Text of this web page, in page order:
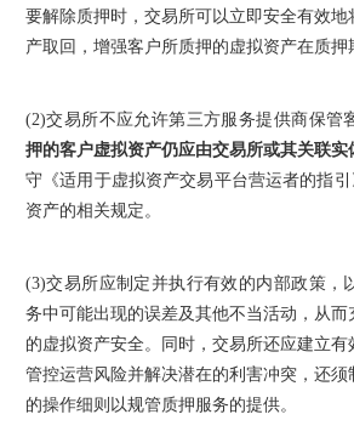
要解除质押时，交易所可以立即安全有效地
产取回，增强客户所质押的虚拟资产在质押
(2)交易所不应允许第三方服务提供商保管
押的客户虚拟资产仍应由交易所或其关联实
守《适用于虚拟资产交易平台营运者的指
资产的相关规定。
(3)交易所应制定并执行有效的内部政策，
务中可能出现的误差及其他不当活动，从而
的虚拟资产安全。同时，交易所还应建立
管控运营风险并解决潜在的利害冲突，还须
的操作细则以规管质押服务的提供。